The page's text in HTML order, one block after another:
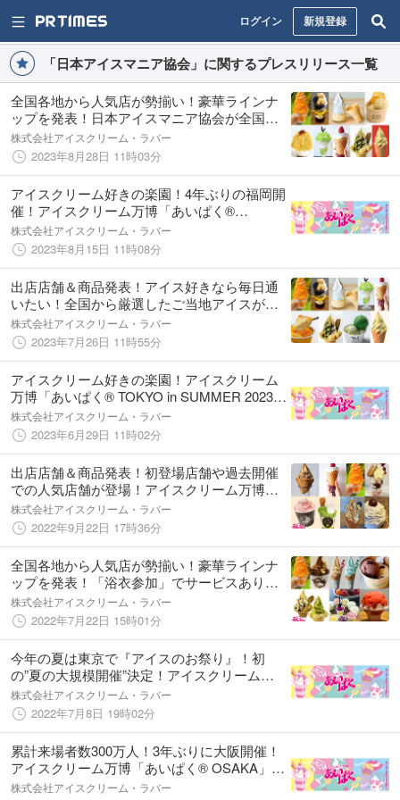
ログイン 新規登録
「日本アイスマニア協会」に関するプレスリリース一覧
全国各地から人気店が勢揃い！豪華ラインナ
ップを発表！日本アイスマニア協会が全国か
ら厳選したこだわりのアイスが登場！
株式会社アイスクリーム・ラバー
2023年8月28日 11時03分
アイスクリーム好きの楽園！4年ぶりの福岡開
催！アイスクリーム万博「あいぱく®
FUKUOKA in SUMMER 2023」開催決定！
株式会社アイスクリーム・ラバー
2023年8月15日 11時08分
出店店舗＆商品発表！アイス好きなら毎日通
いたい！全国から厳選したご当地アイスがあ
べのハルカス近鉄本店に大集結！
株式会社アイスクリーム・ラバー
2023年7月26日 11時55分
アイスクリーム好きの楽園！アイスクリーム
万博「あいぱく® TOKYO in SUMMER 2023」
今年も開催決定！
株式会社アイスクリーム・ラバー
2023年6月29日 11時02分
出店店舗＆商品発表！初登場店舗や過去開催
での人気店舗が登場！アイスクリーム万博
「あいぱく® KOBE in 大丸神戸店」開催！
株式会社アイスクリーム・ラバー
2022年9月22日 17時36分
全国各地から人気店が勢揃い！豪華ラインナ
ップを発表！「浴衣参加」でサービスあり♪
アイス祭りを満喫しよう。
株式会社アイスクリーム・ラバー
2022年7月22日 15時01分
今年の夏は東京で『アイスのお祭り』！初
の”夏の大規模開催”決定！アイスクリーム万
博「あいぱく® TOKYO in SUMMER 2022」開
催！
株式会社アイスクリーム・ラバー
2022年7月8日 19時02分
累計来場者数300万人！3年ぶりに大阪開催！
アイスクリーム万博「あいぱく® OSAKA」in
あべのハルカス近鉄本店 開催決定！
株式会社アイスクリーム・ラバー